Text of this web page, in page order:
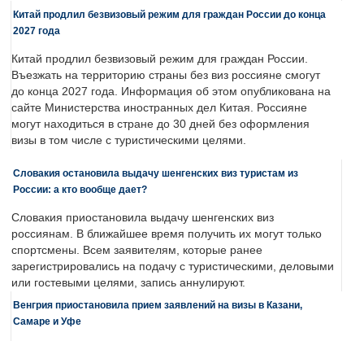
Китай продлил безвизовый режим для граждан России до конца
2027 года
Китай продлил безвизовый режим для граждан России.
Въезжать на территорию страны без виз россияне смогут
до конца 2027 года. Информация об этом опубликована на
сайте Министерства иностранных дел Китая. Россияне
могут находиться в стране до 30 дней без оформления
визы в том числе с туристическими целями.
Словакия остановила выдачу шенгенских виз туристам из
России: а кто вообще дает?
Словакия приостановила выдачу шенгенских виз
россиянам. В ближайшее время получить их могут только
спортсмены. Всем заявителям, которые ранее
зарегистрировались на подачу с туристическими, деловыми
или гостевыми целями, запись аннулируют.
Венгрия приостановила прием заявлений на визы в Казани,
Самаре и Уфе